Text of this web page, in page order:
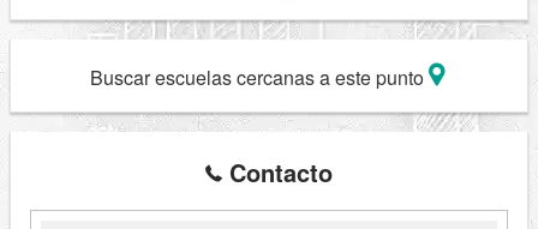
Buscar escuelas cercanas a este punto
Contacto